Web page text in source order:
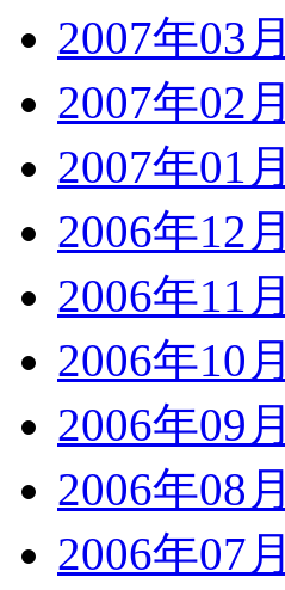
2007年03
2007年02
2007年01
2006年12
2006年11
2006年10
2006年09
2006年08
2006年07